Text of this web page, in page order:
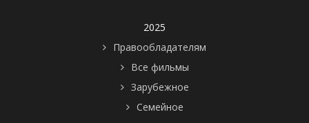
2025
Правообладателям
Все фильмы
Зарубежное
Семейное